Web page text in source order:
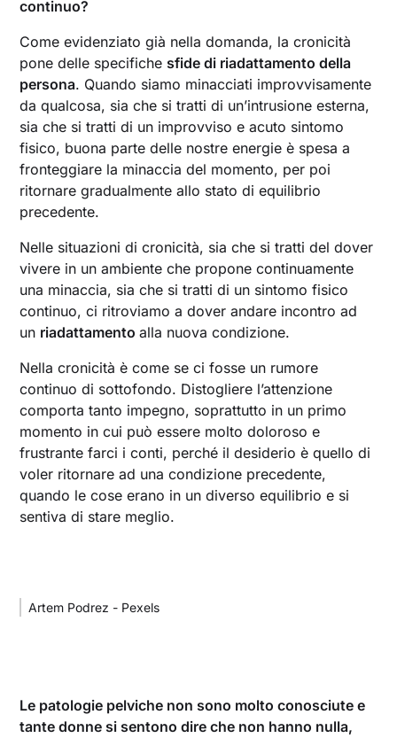
continuo?
Come evidenziato già nella domanda, la cronicità
pone delle specifiche sfide di riadattamento della
persona. Quando siamo minacciati improvvisamente
da qualcosa, sia che si tratti di un’intrusione esterna,
sia che si tratti di un improvviso e acuto sintomo
fisico, buona parte delle nostre energie è spesa a
fronteggiare la minaccia del momento, per poi
ritornare gradualmente allo stato di equilibrio
precedente.
Nelle situazioni di cronicità, sia che si tratti del dover
vivere in un ambiente che propone continuamente
una minaccia, sia che si tratti di un sintomo fisico
continuo, ci ritroviamo a dover andare incontro ad
un riadattamentoalla nuova condizione.
Nella cronicità è come se ci fosse un rumore
continuo di sottofondo. Distogliere l’attenzione
comporta tanto impegno, soprattutto in un primo
momento in cui può essere molto doloroso e
frustrante farci i conti, perché il desiderio è quello di
voler ritornare ad una condizione precedente,
quando le cose erano in un diverso equilibrio e si
sentiva di stare meglio.
Artem Podrez - Pexels
Le patologie pelviche non sono molto conosciute e
tante donne si sentono dire che non hanno nulla,